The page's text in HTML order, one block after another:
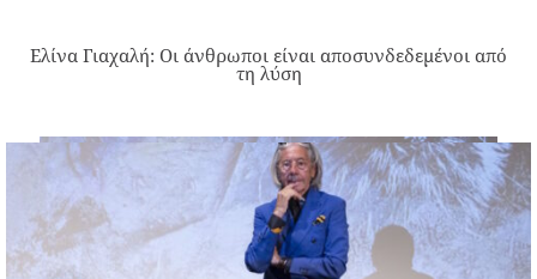
Ελίνα Γιαχαλή: Οι άνθρωποι είναι αποσυνδεδεμένοι από
τη λύση